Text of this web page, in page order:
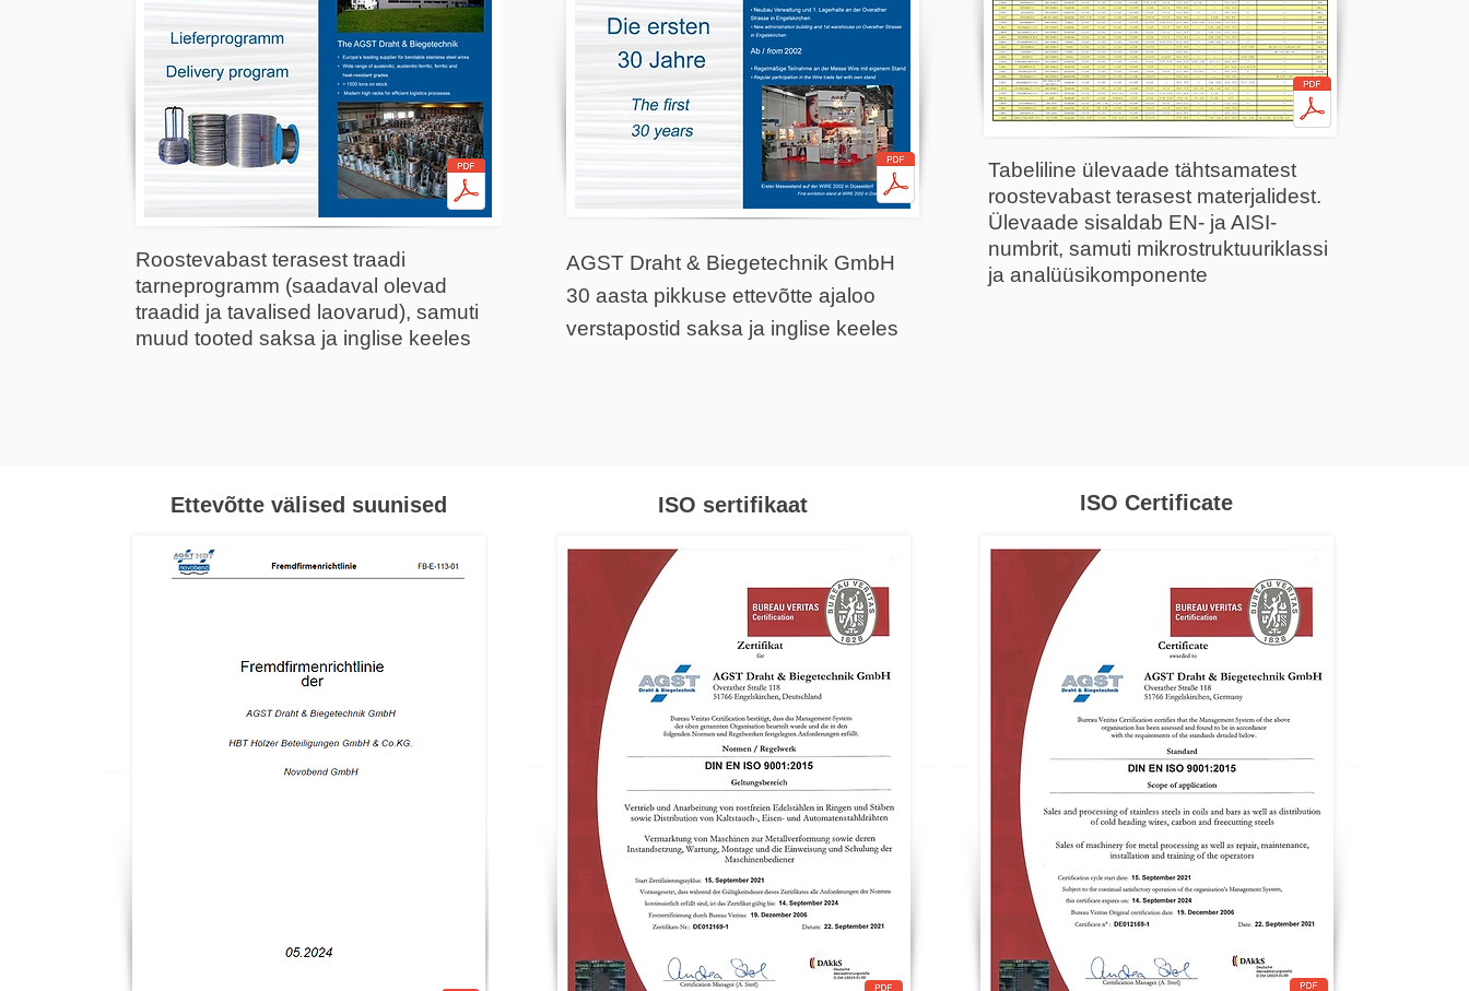
Roostevabast terasest traadi
tarneprogramm (saadaval olevad
traadid ja tavalised laovarud), samuti
muud tooted saksa ja inglise keeles
AGST Draht & Biegetechnik GmbH
30 aasta pikkuse ettevõtte ajaloo
verstapostid saksa ja inglise keeles
Tabeliline ülevaade tähtsamatest
roostevabast terasest materjalidest.
Ülevaade sisaldab EN- ja AISI-
numbrit, samuti mikrostruktuuriklassi
ja analüüsikomponente
Ettevõtte välised suunised ISO sertifikaat ISO Certificate